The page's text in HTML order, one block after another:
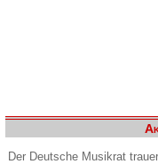
Der Deutsche Musikrat